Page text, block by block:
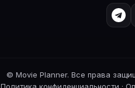
© Movie Planner. Все права